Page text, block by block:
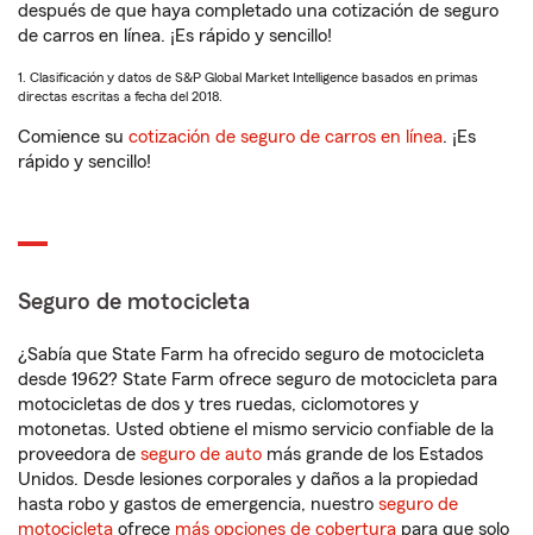
después de que haya completado una cotización de seguro
de carros en línea. ¡Es rápido y sencillo!
1. Clasificación y datos de S&P Global Market Intelligence basados en primas
directas escritas a fecha del 2018.
Comience su cotización de seguro de carros en línea. ¡Es
rápido y sencillo!
Seguro de motocicleta
¿Sabía que State Farm ha ofrecido seguro de motocicleta
desde 1962? State Farm ofrece seguro de motocicleta para
motocicletas de dos y tres ruedas, ciclomotores y
motonetas. Usted obtiene el mismo servicio confiable de la
proveedora de seguro de auto más grande de los Estados
Unidos. Desde lesiones corporales y daños a la propiedad
hasta robo y gastos de emergencia, nuestro seguro de
motocicleta ofrece más opciones de cobertura para que solo